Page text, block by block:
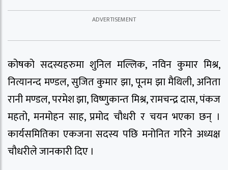
कोषको सदस्यहरुमा शुनिल मल्लिक, नविन कुमार मिश्र,
नित्यानन्द मण्डल, सुजित कुमार झा, पूनम झा मैथिली, अनिता
रानी मण्डल, परमेश झा, विष्णुकान्त मिश्र, रामचन्द्र दास, पंकज
महतो, मनमोहन साह, प्रमोद चौधरी र चयन भएका छन् ।
कार्यसमितिका एकजना सदस्य पछि मनोनित गरिने अध्यक्ष
चौधरीले जानकारी दिए ।